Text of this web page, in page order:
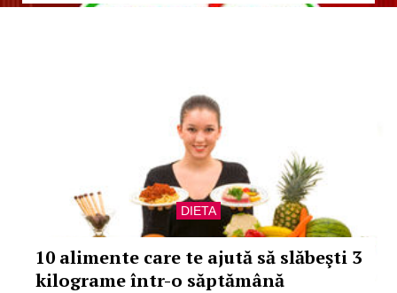
DIETA
10 alimente care te ajută să slăbeşti 3
kilograme într-o săptămână